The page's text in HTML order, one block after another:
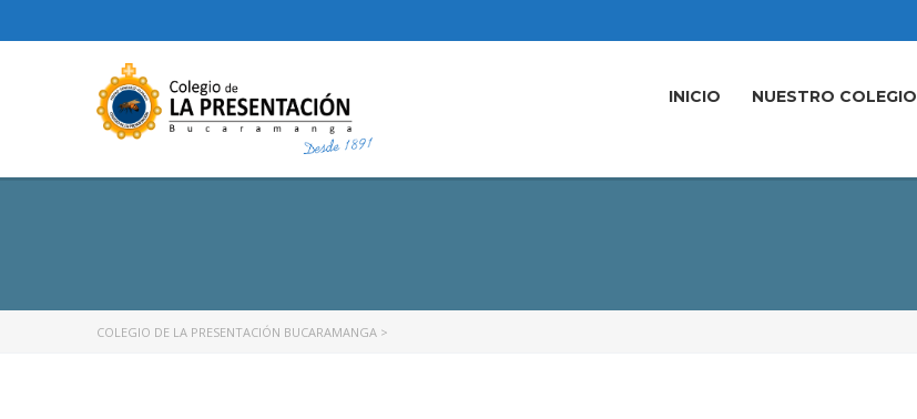
INICIO NUESTRO COLEGIO
COLEGIO DE LA PRESENTACIÓN BUCARAMANGA >